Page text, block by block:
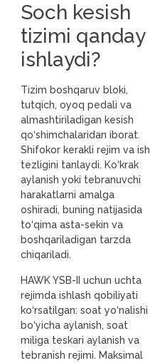
Soch kesish
tizimi qanday
ishlaydi?
Tizim boshqaruv bloki,
tutqich, oyoq pedali va
almashtiriladigan kesish
qo‘shimchalaridan iborat.
Shifokor kerakli rejim va ish
tezligini tanlaydi. Ko‘krak
aylanish yoki tebranuvchi
harakatlarni amalga
oshiradi, buning natijasida
to‘qima asta-sekin va
boshqariladigan tarzda
chiqariladi.
HAWK YSB-II uchun uchta
rejimda ishlash qobiliyati
ko‘rsatilgan: soat yo‘nalishi
bo‘yicha aylanish, soat
miliga teskari aylanish va
tebranish rejimi. Maksimal